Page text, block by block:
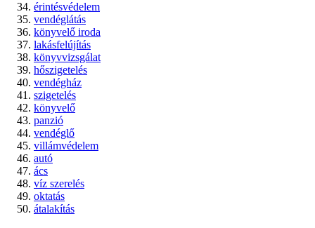
érintésvédelem
vendéglátás
könyvelő iroda
lakásfelújítás
könyvvizsgálat
hőszigetelés
vendégház
szigetelés
könyvelő
panzió
vendéglő
villámvédelem
autó
ács
víz szerelés
oktatás
átalakítás